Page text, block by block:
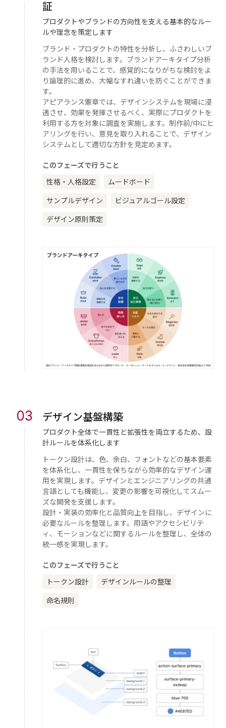
証
プロダクトやブランドの方向性を支える基本的なルー
ルや理念を策定します
ブランド・プロダクトの特性を分析し、ふさわしいブ
ランド人格を検討します。ブランドアーキタイプ分析
の手法を用いることで、感覚的になりがちな検討をよ
り論理的に進め、大幅なすれ違いを防ぐことができま
す。
アピアランス憲章では、デザインシステムを現場に浸
透させ、効果を発揮させるべく、実際にプロダクトを
利用する方を対象に調査を実施します。制作前/中にヒ
アリングを行い、意見を取り入れることで、デザイン
システムとして適切な方針を見定めます。
このフェーズで行うこと
性格・人格設定
ムードボード
サンプルデザイン ビジュアルゴール設定
デザイン原則策定
03 デザイン基盤構築
プロダクト全体で一貫性と拡張性を両立するため、設
計ルールを体系化します
トークン設計は、色、余白、フォントなどの基本要素
を体系化し、一貫性を保ちながら効率的なデザイン運
用を実現します。デザインとエンジニアリングの共通
言語としても機能し、変更の影響を可視化してスムー
ズな開発を支援します。
設計・実装の効率化と品質向上を目指し、デザインに
必要なルールを整理します。用語やアクセシビリテ
ィ、モーションなどに関するルールを整理し、全体の
統一感を実現します。
このフェーズで行うこと
トークン設計
デザインルールの整理
命名規則